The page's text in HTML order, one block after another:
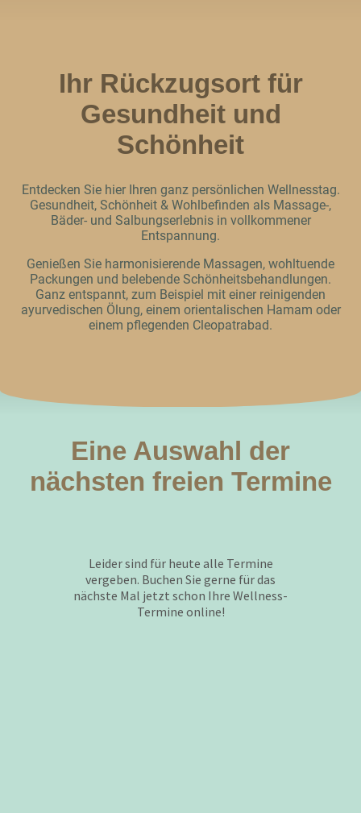
Ihr Rückzugsort für
Gesundheit und
Schönheit
Entdecken Sie hier Ihren ganz persönlichen Wellnesstag.
Gesundheit, Schönheit & Wohlbefinden als Massage-,
Bäder- und Salbungserlebnis in vollkommener
Entspannung.
Genießen Sie harmonisierende Massagen, wohltuende
Packungen und belebende Schönheitsbehandlungen.
Ganz entspannt, zum Beispiel mit einer reinigenden
ayurvedischen Ölung, einem orientalischen Hamam oder
einem pflegenden Cleopatrabad.
Eine Auswahl der
nächsten freien Termine